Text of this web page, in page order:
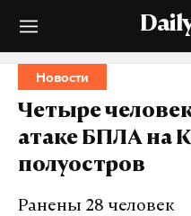
Новости
Четыре
атаке БПЛА на
полуостров
Ранены 28 человек